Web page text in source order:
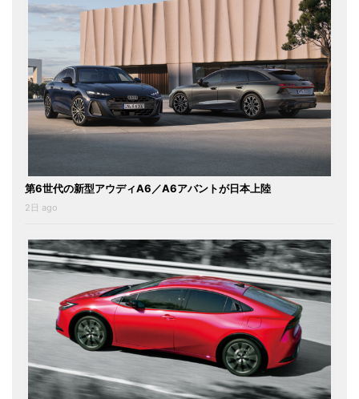
第6世代の新型アウディA6／A6アバントが日本上陸
2日 ago